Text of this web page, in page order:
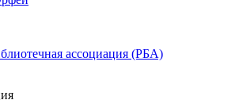
ассоциация (РБА)